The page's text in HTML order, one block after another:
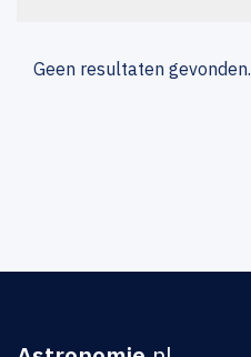
Geen resultaten gevonden.